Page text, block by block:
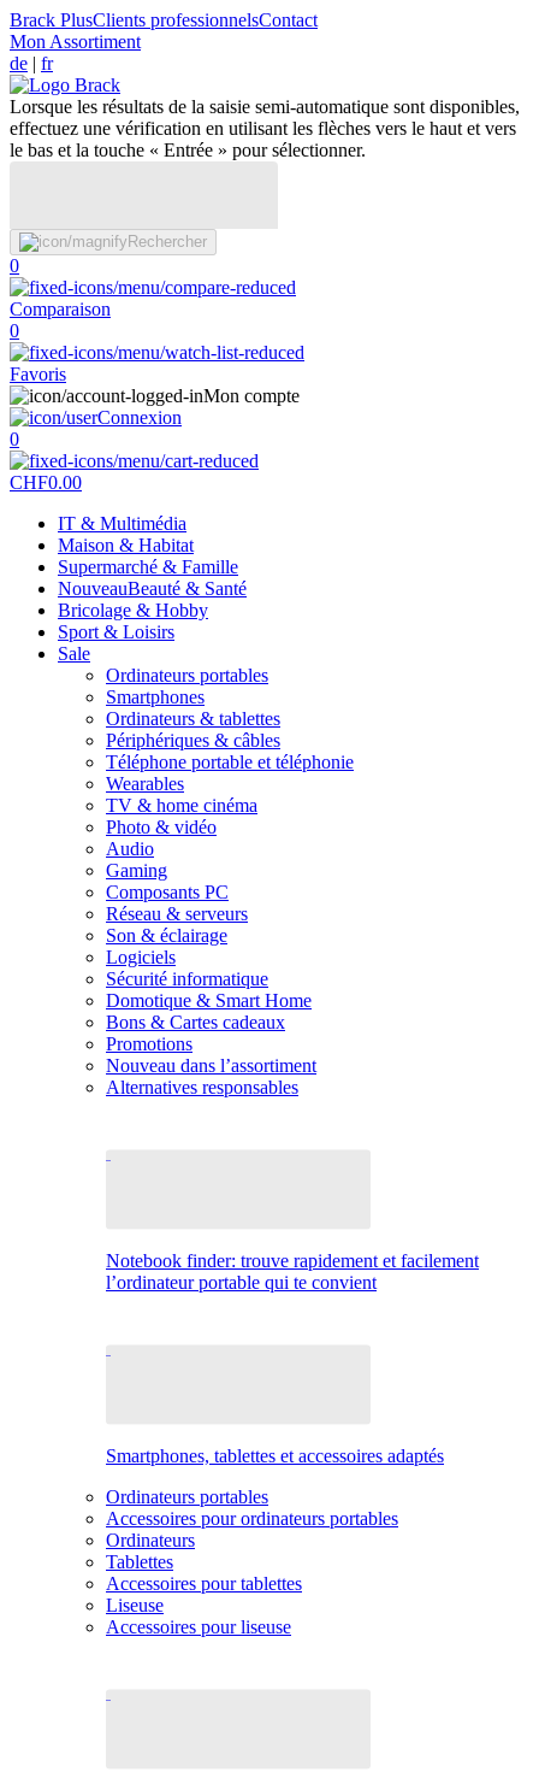
Brack PlusClients professionnelsContact
Mon Assortiment
de | fr
Lorsque les résultats de la saisie semi-automatique sont disponibles,
effectuez une vérification en utilisant les flèches vers le haut et vers
le bas et la touche « Entrée » pour sélectionner.
Rechercher
0
Comparaison
0
Favoris
Mon compte
Connexion
0
CHF0.00
IT & Multimédia
Maison & Habitat
Supermarché & Famille
NouveauBeauté & Santé
Bricolage & Hobby
Sport & Loisirs
Sale
Ordinateurs portables
Smartphones
Ordinateurs & tablettes
Périphériques & câbles
Téléphone portable et téléphonie
Wearables
TV & home cinéma
Photo & vidéo
Audio
Gaming
Composants PC
Réseau & serveurs
Son & éclairage
Logiciels
Sécurité informatique
Domotique & Smart Home
Bons & Cartes cadeaux
Promotions
Nouveau dans l’assortiment
Alternatives responsables
Notebook finder: trouve rapidement et facilement
l’ordinateur portable qui te convient
Smartphones, tablettes et accessoires adaptés
Ordinateurs portables
Accessoires pour ordinateurs portables
Ordinateurs
Tablettes
Accessoires pour tablettes
Liseuse
Accessoires pour liseuse